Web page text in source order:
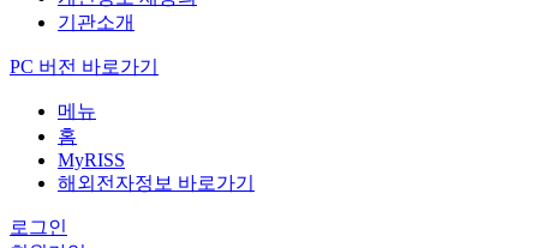
기관소개
PC 버전 바로가기
메뉴
홈
MyRISS
해외전자정보 바로가기
로그인